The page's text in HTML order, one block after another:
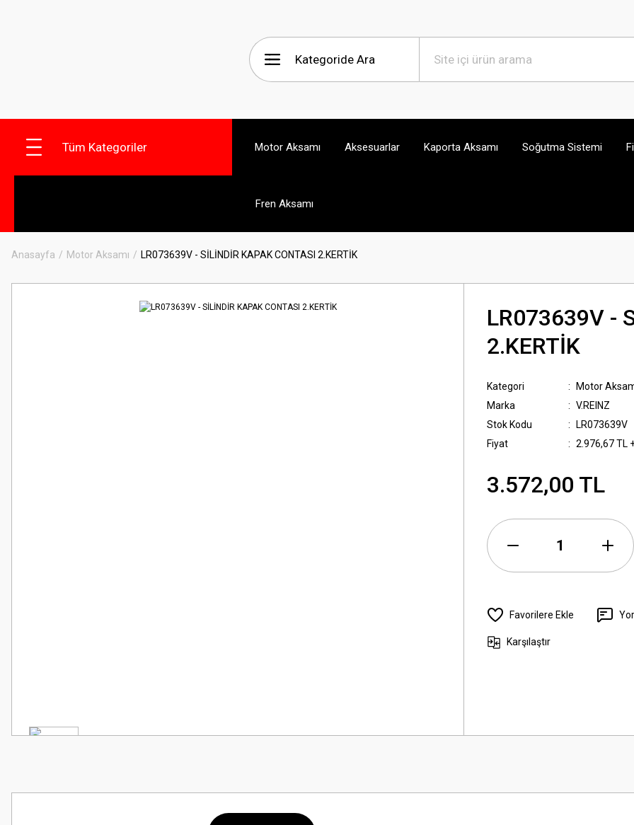
Tüm Kategoriler Motor Aksamı Aksesuarlar Kaporta Aksamı Soğutma Sistemi
Fren Aksamı
Anasayfa Motor Aksamı LR073639V - SİLİNDİR KAPAK CONTASI 2.KERTİK
LR073639V -
2.KERTİK
Kategori
Motor
Marka
V.REINZ
Stok Kodu
LR073639V
Fiyat
2.976,67 TL
3.572,00 TL
Karşılaştır